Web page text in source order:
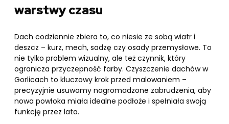
warstwy czasu
Dach codziennie zbiera to, co niesie ze sobą wiatr i
deszcz – kurz, mech, sadzę czy osady przemysłowe. To
nie tylko problem wizualny, ale też czynnik, który
ogranicza przyczepność farby. Czyszczenie dachów w
Gorlicach to kluczowy krok przed malowaniem –
precyzyjnie usuwamy nagromadzone zabrudzenia, aby
nowa powłoka miała idealne podłoże i spełniała swoją
funkcję przez lata.